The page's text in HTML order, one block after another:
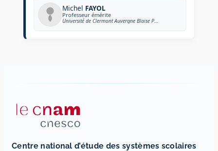
Michel FAYOL
Professeur émérite
Université de Clermont Auvergne Blaise Pascal
Centre national d’étude des systèmes scolaires